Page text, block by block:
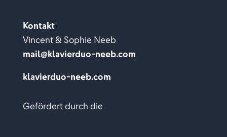
Kontakt
Vincent & Sophie Neeb
mail@klavierduo-neeb.com
klavierduo-neeb.com
Gefördert durch die